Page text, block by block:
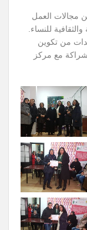
مجالات العمل
للنساء.
من تكوين
مع مركز